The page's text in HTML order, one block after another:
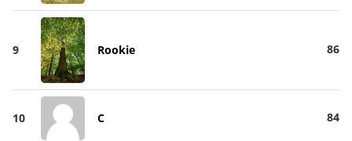
9 Rookie 86
10 C 84